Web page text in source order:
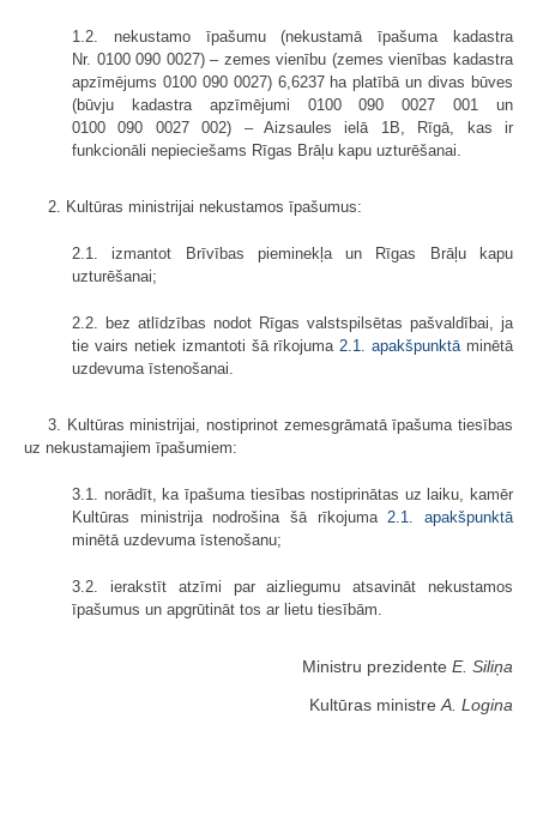
1.2. nekustamo īpašumu (nekustamā īpašuma kadastra
Nr. 0100 090 0027) – zemes vienību (zemes vienības kadastra
apzīmējums 0100 090 0027) 6,6237 ha platībā un divas būves
(būvju kadastra apzīmējumi 0100 090 0027 001 un
0100 090 0027 002) – Aizsaules ielā 1B, Rīgā, kas ir
funkcionāli nepieciešams Rīgas Brāļu kapu uzturēšanai.
2. Kultūras ministrijai nekustamos īpašumus:
2.1. izmantot Brīvības pieminekļa un Rīgas Brāļu kapu
uzturēšanai;
2.2. bez atlīdzības nodot Rīgas valstspilsētas pašvaldībai, ja
tie vairs netiek izmantoti šā rīkojuma 2.1. apakšpunktā minētā
uzdevuma īstenošanai.
3. Kultūras ministrijai, nostiprinot zemesgrāmatā īpašuma tiesības
uz nekustamajiem īpašumiem:
3.1. norādīt, ka īpašuma tiesības nostiprinātas uz laiku, kamēr
Kultūras ministrija nodrošina šā rīkojuma 2.1. apakšpunktā
minētā uzdevuma īstenošanu;
3.2. ierakstīt atzīmi par aizliegumu atsavināt nekustamos
īpašumus un apgrūtināt tos ar lietu tiesībām.
Ministru prezidente E. Siliņa
Kultūras ministre A. Logina